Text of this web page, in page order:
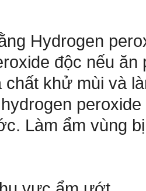
Hydrogen
độc ​​nếu
chất khử mùi và
Làm ẩm vùng